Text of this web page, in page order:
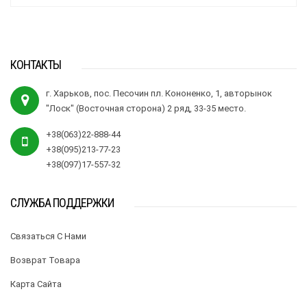
КОНТАКТЫ
г. Харьков, пос. Песочин пл. Кононенко, 1, авторынок
"Лоск" (Восточная сторона) 2 ряд, 33-35 место.
+38(063)22-888-44
+38(095)213-77-23
+38(097)17-557-32
СЛУЖБА ПОДДЕРЖКИ
Связаться С Нами
Возврат Товара
Карта Сайта